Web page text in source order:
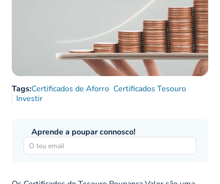
Tags:Certificados de Aforro Certificados Tesouro
Investir
Aprende a poupar connosco!